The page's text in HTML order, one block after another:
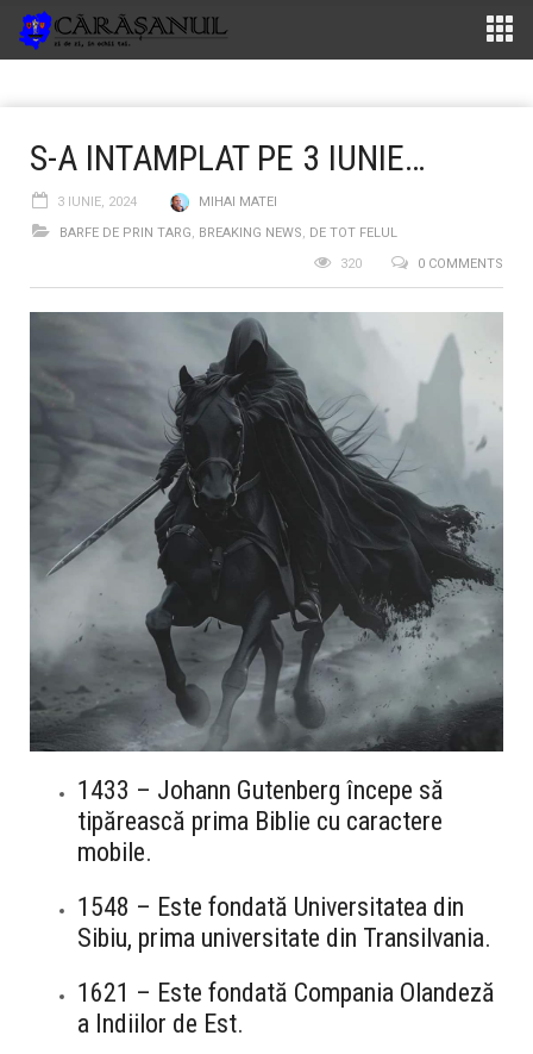
S-A INTAMPLAT PE 3 IUNIE…
3 IUNIE, 2024
MIHAI MATEI
BARFE DE PRIN TARG, BREAKING NEWS, DE TOT FELUL
0 COMMENTS
320
1433 – Johann Gutenberg începe să
tipărească prima Biblie cu caractere
mobile.
1548 – Este fondată Universitatea din
Sibiu, prima universitate din Transilvania.
1621 – Este fondată Compania Olandeză
a Indiilor de Est.